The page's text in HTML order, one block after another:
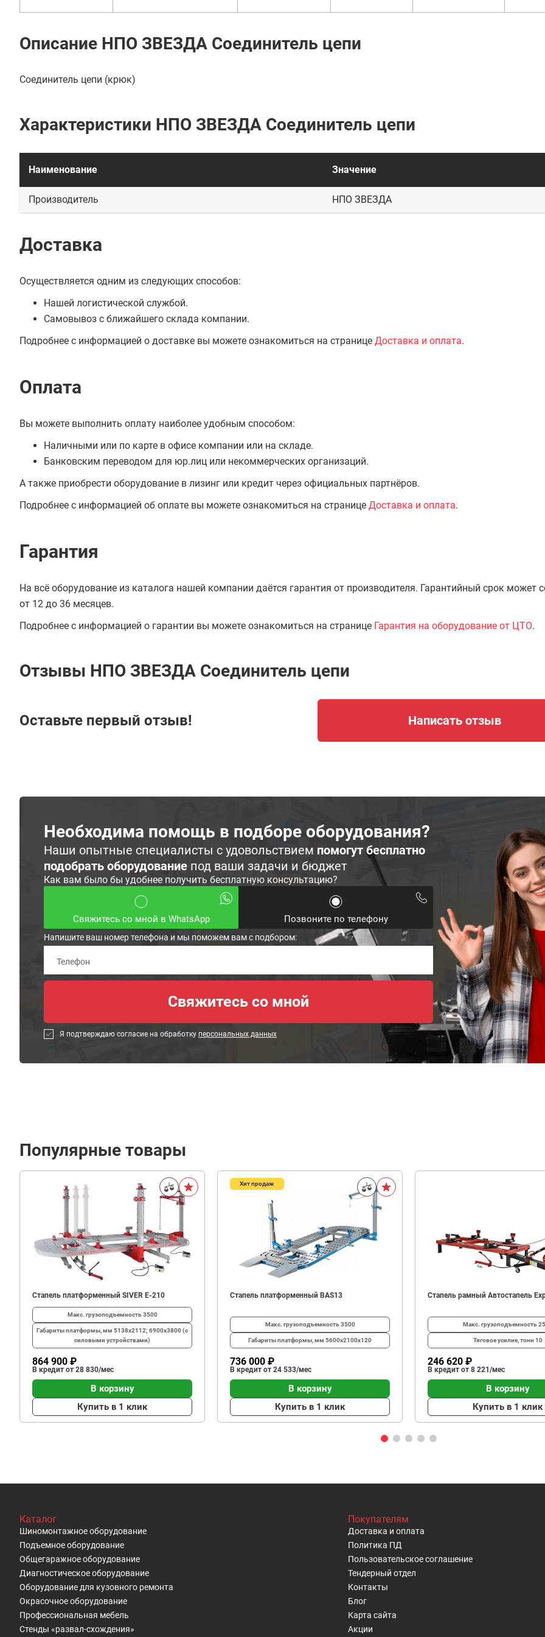
Описание НПО ЗВЕЗДА Соединитель цепи
Соединитель цепи (крюк)
Характеристики НПО ЗВЕЗДА Соединитель цепи
Наименование Значение
Производитель НПО ЗВЕЗДА
Доставка
Осуществляется одним из следующих способов:
Нашей логистической службой.
Самовывоз с ближайшего склада компании.
Подробнее с информацией о доставке вы можете ознакомиться на странице Доставка и оплата.
Оплата
Вы можете выполнить оплату наиболее удобным способом:
Наличными или по карте в офисе компании или на складе.
Банковским переводом для юр.лиц или некоммерческих организаций.
А также приобрести оборудование в лизинг или кредит через официальных партнёров.
Подробнее с информацией об оплате вы можете ознакомиться на странице Доставка и оплата.
Гарантия
На всё оборудование из каталога нашей компании даётся гарантия от производителя. Гарантийный срок может
от 12 до 36 месяцев.
Подробнее с информацией о гарантии вы можете ознакомиться на странице Гарантия на оборудование от ЦТО.
Отзывы НПО ЗВЕЗДА Соединитель цепи
Оставьте первый отзыв! Написать отзыв
Необходима помощь в подборе оборудования?
Наши опытные специалисты с удовольствием помогут бесплатно
подобрать оборудование под ваши задачи и бюджет
Как вам было бы удобнее получить бесплатную консультацию?
Свяжитесь со мной в WhatsApp Позвоните по телефону
Напишите ваш номер телефона и мы поможем вам с подбором:
Я подтверждаю согласие на обработку персональных данных
260
В корзину
Популярные товары
Стапель платформенный SIVER E-210
Макс. грузоподъемность3500
Габариты платформы, мм 5138х2112; 6900х3800 (с
силовыми устройствами)
864 900 ₽
В кредит от 28 830/мес
В корзину
Купить в 1 клик
Хит продаж
Стапель платформенный BAS13
Макс. грузоподъемность3500
Габариты платформы, мм 5600х2100x120
736 000 ₽
В кредит от 24 533/мес
В корзину
Купить в 1 клик
Стапель рамный Автостапель
Макс. грузоподъемность
Тяговое усилие, тонн 10
246 620 ₽
В кредит от 8 221/мес
В корзину
Купить в 1 клик
Каталог
Шиномонтажное оборудование
Подъемное оборудование
Общегаражное оборудование
Диагностическое оборудование
Оборудование для кузовного ремонта
Окрасочное оборудование
Профессиональная мебель
Стенды «развал-схождения»
Покупателям
Доставка и оплата
Политика ПД
Пользовательское cоглашение
Тендерный отдел
Контакты
Блог
Карта сайта
Акции